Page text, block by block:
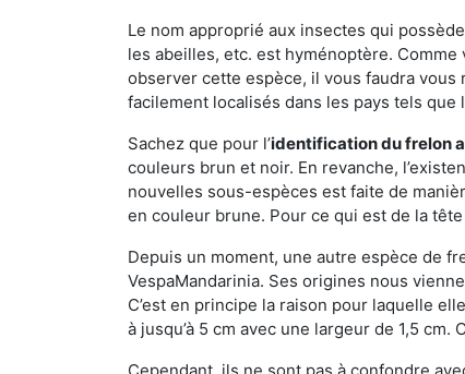
Le nom approprié aux insectes qui
les abeilles, etc. est hyménoptère.
observer cette espèce, il vous faudra
facilement localisés dans les pays tels que
Sachez que pour l’identification du frelon
couleurs brun et noir. En revanche,
nouvelles sous-espèces est faite de
en couleur brune. Pour ce qui est de la
Depuis un moment, une autre espèce de
VespaMandarinia. Ses origines nous
C’est en principe la raison pour laquelle
à jusqu’à 5 cm avec une largeur de 1,5